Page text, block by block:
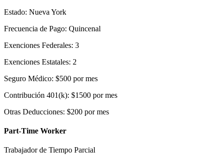
Estado: Nueva York
Frecuencia de Pago: Quincenal
Exenciones Federales: 3
Exenciones Estatales: 2
Seguro Médico: $500 por mes
Contribución 401(k): $1500 por mes
Otras Deducciones: $200 por mes
Part-Time Worker
Trabajador de Tiempo Parcial